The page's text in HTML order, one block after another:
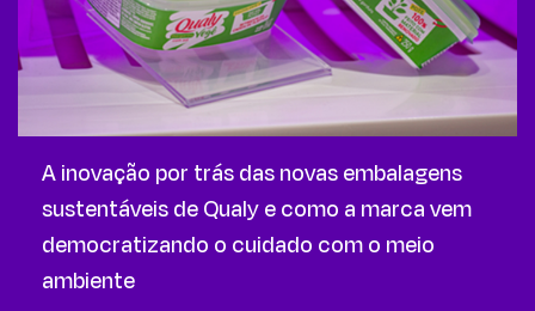
A inovação por trás das novas embalagens
sustentáveis de Qualy e como a marca vem
democratizando o cuidado com o meio
ambiente